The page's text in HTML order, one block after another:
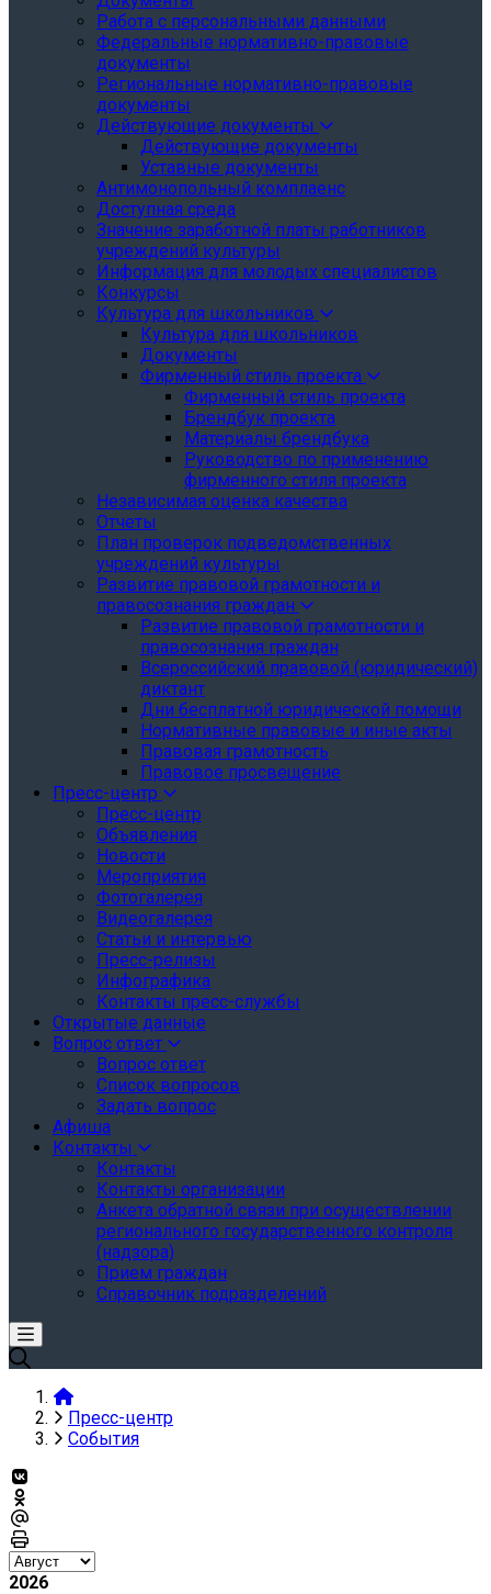
Работа с персональными данными
Федеральные нормативно-правовые
документы
Региональные нормативно-правовые
документы
Действующие документы
Действующие документы
Уставные документы
Антимонопольный комплаенс
Доступная среда
Значение заработной платы работников
учреждений культуры
Информация для молодых специалистов
Конкурсы
Культура для школьников
Культура для школьников
Документы
Фирменный стиль проекта
Фирменный стиль проекта
Брендбук проекта
Материалы брендбука
Руководство по применению
фирменного стиля проекта
Независимая оценка качества
Отчеты
План проверок подведомственных
учреждений культуры
Развитие правовой грамотности и
правосознания граждан
Развитие правовой грамотности и
правосознания граждан
Всероссийский правовой (юридический)
диктант
Дни бесплатной юридической помощи
Нормативные правовые и иные акты
Правовая грамотность
Правовое просвещение
Пресс-центр
Пресс-центр
Объявления
Новости
Мероприятия
Фотогалерея
Видеогалерея
Статьи и интервью
Пресс-релизы
Инфографика
Контакты пресс-службы
Открытые данные
Вопрос ответ
Вопрос ответ
Список вопросов
Задать вопрос
Афиша
Контакты
Контакты
Контакты организации
Анкета обратной связи при осуществлении
регионального государственного контроля
(надзора)
Прием граждан
Справочник подразделений
Пресс-центр
События
2026